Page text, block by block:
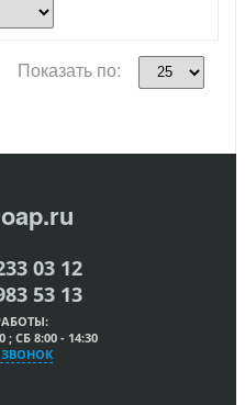
Показать по:
03 12
53 13
; СБ 8:00 - 14:30
ЗВОНОК